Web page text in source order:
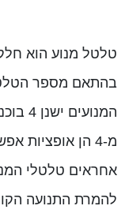
טלטל מנוע הוא
בהתאם מספר
מ-4 הן אופציות
אחראים טלטלי
להמרת התנועה